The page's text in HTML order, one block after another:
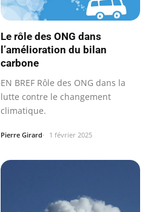
Le rôle des ONG dans
l’amélioration du bilan
carbone
EN BREF Rôle des ONG dans la
lutte contre le changement
climatique.
Pierre Girard 1 février 2025